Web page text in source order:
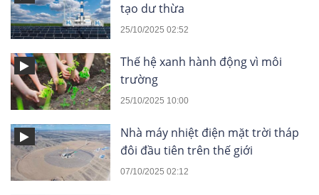
tạo dư thừa
25/10/2025 02:52
Thế hệ xanh hành động vì môi
trường
25/10/2025 10:00
Nhà máy nhiệt điện mặt trời tháp
đôi đầu tiên trên thế giới
07/10/2025 02:12